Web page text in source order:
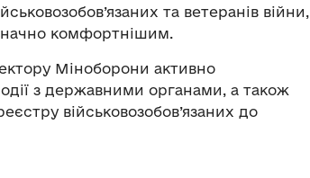
та ветеранів війни,
комфортнішим.
Міноборони активно
з державними органами, а також
військовозобов’язаних до